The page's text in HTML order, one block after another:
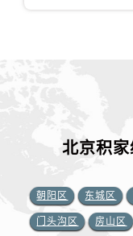
北京积
朝阳区 东城区
门头沟区 房山区